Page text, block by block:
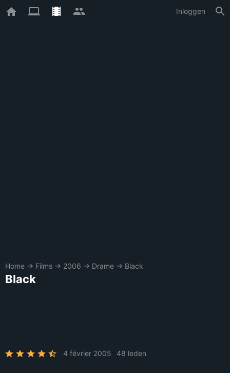
Inloggen
Home → Films → 2006 → Drame → Black
Black
4 février 2005 48 leden